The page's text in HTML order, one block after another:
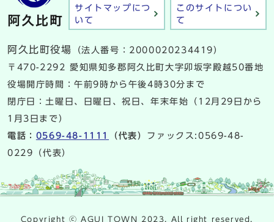
サイトマップにつ
いて
このサイトについ
て
阿久比町役場
（法人番号：2000020234419）
〒470-2292 愛知県知多郡阿久比町大字卯坂字殿越50番地
役場開庁時間：午前9時から午後4時30分まで
閉庁日：土曜日、日曜日、祝日、年末年始（12月29日から
1月3日まで）
電話： 0569-48-1111 （代表） ファックス:0569-48-
0229（代表）
Copyright ⓒ AGUI TOWN 2023. All right reserved.